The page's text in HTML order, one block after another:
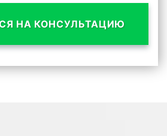
НА КОНСУЛЬТАЦИЮ